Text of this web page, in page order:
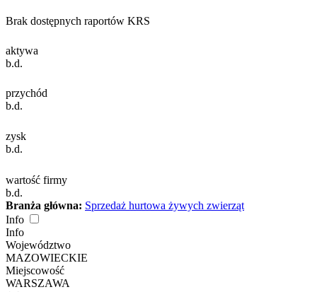
Brak dostępnych raportów KRS
aktywa
b.d.
przychód
b.d.
zysk
b.d.
wartość firmy
b.d.
Branża główna: Sprzedaż hurtowa żywych zwierząt
Info
Info
Województwo
MAZOWIECKIE
Miejscowość
WARSZAWA